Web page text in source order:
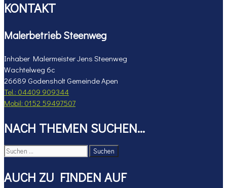
KONTAKT
Malerbetrieb Steenweg
Inhaber Malermeister Jens Steenweg
Wachtelweg 6c
26689 Godensholt Gemeinde Apen
Tel.: 04409 909344
Mobil: 0152 59497507
NACH THEMEN SUCHEN…
Suchen
AUCH ZU FINDEN AUF